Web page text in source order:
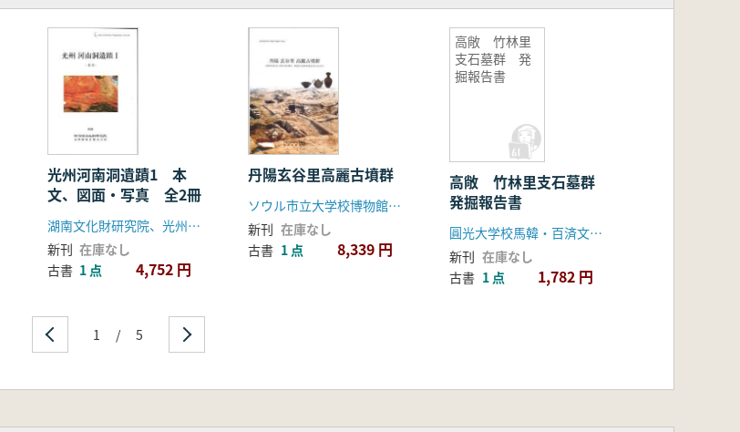
光州河南洞遺蹟1 本
文、図面・写真 全2冊
湖南文化財研究院、光州広域市都市公社
新刊 在庫なし
古書 1 点 4,752 円
丹陽玄谷里高麗古墳群
ソウル市立大学校博物館、韓国道路公社
新刊 在庫なし
古書 1 点 8,339 円
高敞 竹林里
支石墓群 発
掘報告書
高敞 竹林里支石墓群
発掘報告書
圓光大学校馬韓・百済文化研究所 高敞郡
新刊 在庫なし
古書 1 点 1,782 円
1 / 5